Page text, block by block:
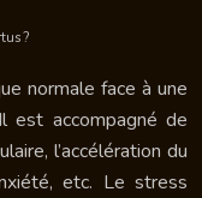
?
normale face à une
est accompagné de
l’accélération du
etc. Le stress